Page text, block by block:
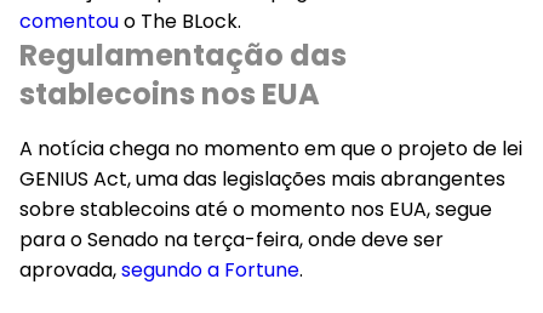
comentouo The BLock.
Regulamentação das
stablecoins nos EUA
A notícia chega no momento em que o projeto de lei
GENIUS Act, uma das legislações mais abrangentes
sobre stablecoins até o momento nos EUA, segue
para o Senado na terça-feira, onde deve ser
aprovada,segundo a Fortune.